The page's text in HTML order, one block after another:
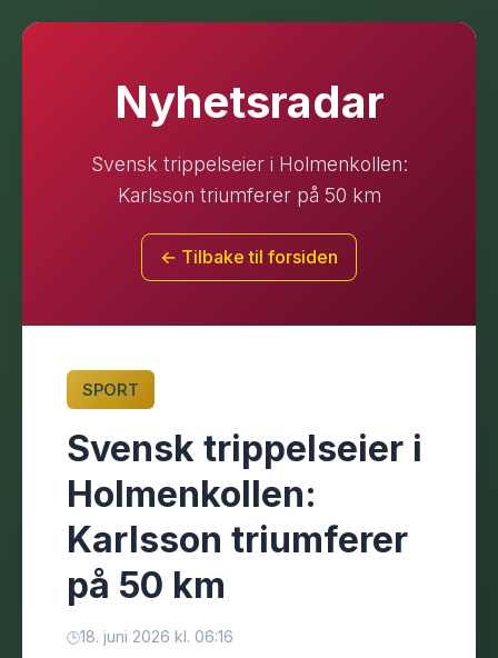
Nyhetsradar
Svensk trippelseier i Holmenkollen:
Karlsson triumferer på 50 km
← Tilbake til forsiden
SPORT
Svensk trippelseier i
Holmenkollen:
Karlsson triumferer
på 50 km
18. juni 2026 kl. 06:16